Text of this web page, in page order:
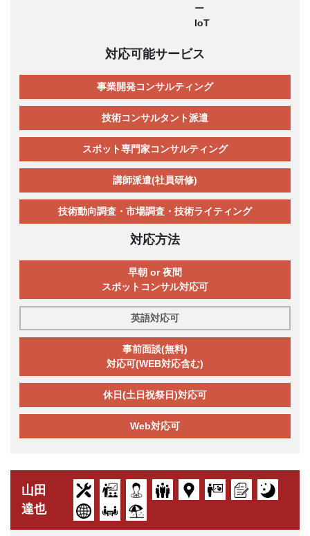
ー
IoT
対応可能サービス
事業開発コンサルティング
技術コンサルタント派遣
スポット専門家コンサルティング
講師派遣(社員研修)
技術動向調査・市場調査・技術ライティング
対応方法
早朝 or 夜間
スポットコンサル対応可
英語対応可
事前面談(無料)
対応可(WEB対応含む)
休日(土日祝祭日)対応可
Web対応可
山田
達也